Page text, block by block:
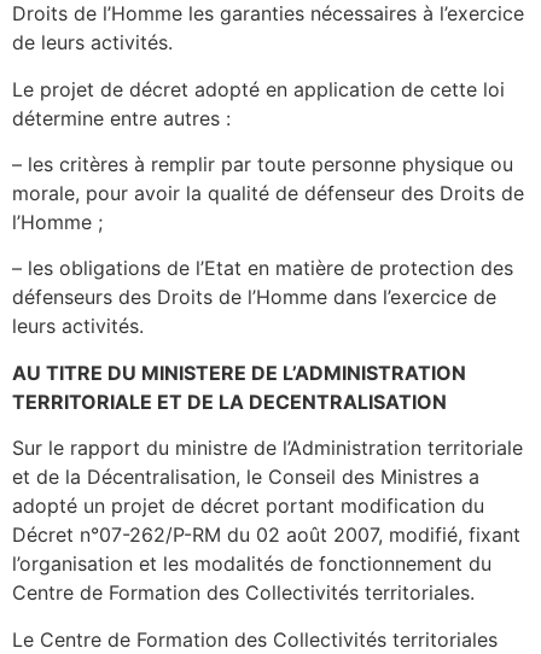
Droits de l’Homme les garanties nécessaires à l’exercice
de leurs activités.
Le projet de décret adopté en application de cette loi
détermine entre autres :
– les critères à remplir par toute personne physique ou
morale, pour avoir la qualité de défenseur des Droits de
l’Homme ;
– les obligations de l’Etat en matière de protection des
défenseurs des Droits de l’Homme dans l’exercice de
leurs activités.
AU TITRE DU MINISTERE DE L’ADMINISTRATION
TERRITORIALE ET DE LA DECENTRALISATION
Sur le rapport du ministre de l’Administration territoriale
et de la Décentralisation, le Conseil des Ministres a
adopté un projet de décret portant modification du
Décret n°07-262/P-RM du 02 août 2007, modifié, fixant
l’organisation et les modalités de fonctionnement du
Centre de Formation des Collectivités territoriales.
Le Centre de Formation des Collectivités territoriales